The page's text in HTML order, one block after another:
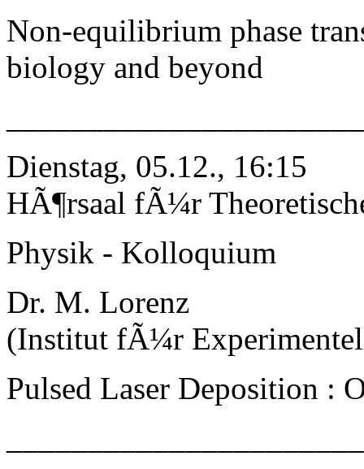
Non-equilibrium phase
biology and beyond
Dienstag, 05.12., 16:15
HÃ¶rsaal fÃ¼r
Physik - Kolloquium
Dr. M. Lorenz
(Institut fÃ¼r
Pulsed Laser Deposition :